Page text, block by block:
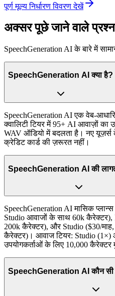
पूर्ण मूल्य निर्धारण विवरण देखें
अक्सर पूछे जाने वाले प्रश्न
SpeechGeneration AI के बारे में
SpeechGeneration AI क्या है?
SpeechGeneration AI एक वेब-
क्वालिटी टियर में 95+ AI आवाज़ों का
WAV ऑडियो में बदलता है। नए यूज़र्स
क्रेडिट कार्ड की ज़रूरत नहीं।
SpeechGeneration AI की
SpeechGeneration AI मासिक
Studio आवाजों के साथ 60k कैरेक्टर),
200k कैरेक्टर), और Studio ($30/
कैरेक्टर)। आवाज टियर: Studio
उपयोगकर्ताओं के लिए 10,000 कैरेक्टर
SpeechGeneration AI कौन सी